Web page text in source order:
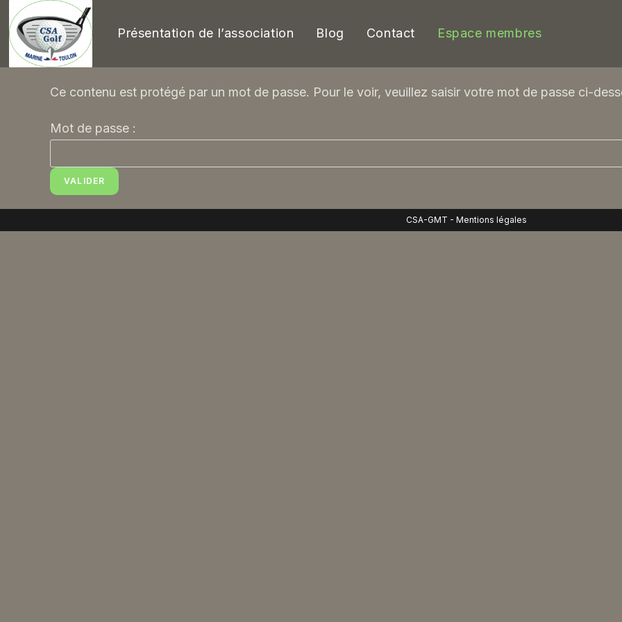
Présentation de l’association Blog Contact Espace membres
Ce contenu est protégé par un mot de passe. Pour le voir, veuillez saisir votre mot de passe ci-
Mot de passe :
CSA-GMT - Mentions légales